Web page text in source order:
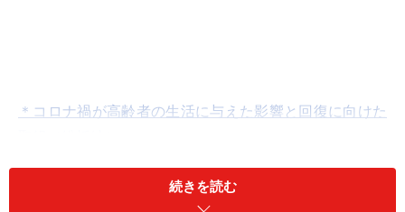
＊コロナ禍が高齢者の生活に与えた影響と回復に向けた
続きを読む